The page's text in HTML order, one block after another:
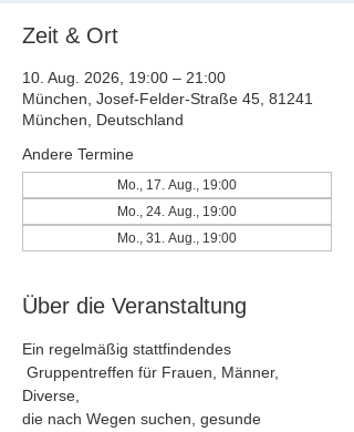
Zeit & Ort
10. Aug. 2026, 19:00 – 21:00
München, Josef-Felder-Straße 45, 81241
München, Deutschland
Andere Termine
Mo., 17. Aug., 19:00
Mo., 24. Aug., 19:00
Mo., 31. Aug., 19:00
Über die Veranstaltung
Ein regelmäßig stattfindendes
Gruppentreffen für Frauen, Männer,
Diverse,
die nach Wegen suchen, gesunde